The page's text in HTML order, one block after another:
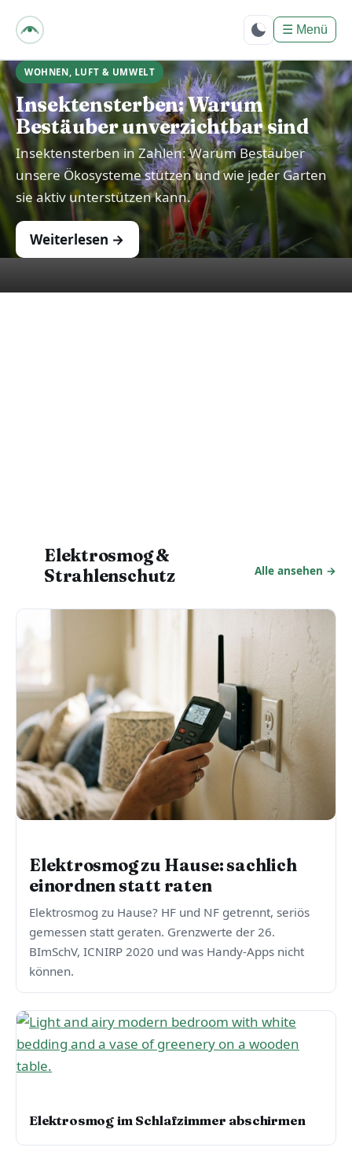
☰ Menü
WOHNEN, LUFT & UMWELT
Insektensterben: Warum
Bestäuber unverzichtbar sind
Insektensterben in Zahlen: Warum Bestäuber
unsere Ökosysteme stützen und wie jeder Garten
sie aktiv unterstützen kann.
Weiterlesen →
Elektrosmog &
Strahlenschutz
Alle ansehen →
Elektrosmog zu Hause: sachlich
einordnen statt raten
Elektrosmog zu Hause? HF und NF getrennt, seriös
gemessen statt geraten. Grenzwerte der 26.
BImSchV, ICNIRP 2020 und was Handy-Apps nicht
können.
Elektrosmog im Schlafzimmer abschirmen